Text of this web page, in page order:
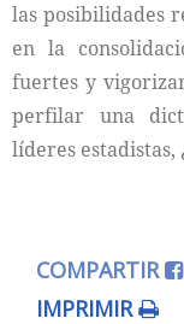
las posibilidades
en la
fuertes y
perfilar una
líderes estadistas,
COMPARTIR
IMPRIMIR